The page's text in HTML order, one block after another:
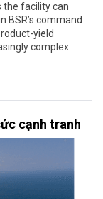
the facility can
BSR’s command
yield
complex
cạnh tranh